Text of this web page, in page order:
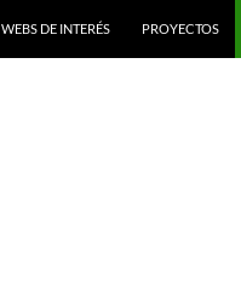
WEBS DE INTERÉS PROYECTOS